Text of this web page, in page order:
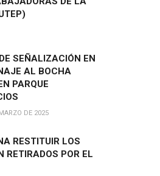
SEÑALIZACIÓN EN
AL BOCHA
PARQUE
DE 2025
RESTITUIR LOS
RETIRADOS POR EL